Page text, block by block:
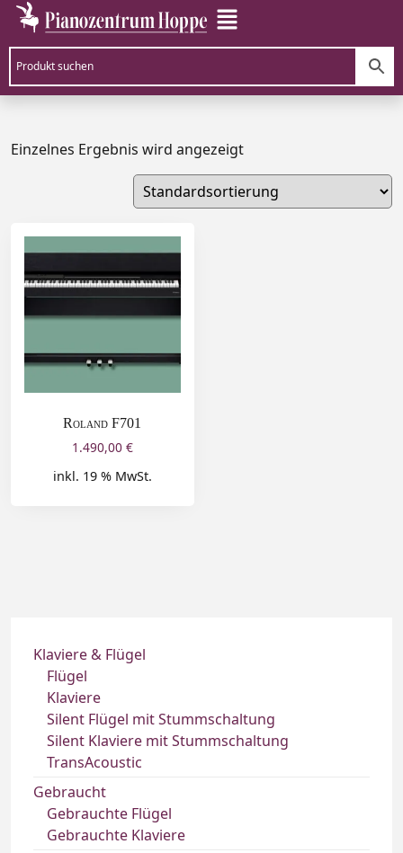
Einzelnes Ergebnis wird angezeigt
Roland F701
1.490,00 €
inkl. 19 % MwSt.
Klaviere & Flügel
Flügel
Klaviere
Silent Flügel mit Stummschaltung
Silent Klaviere mit Stummschaltung
TransAcoustic
Gebraucht
Gebrauchte Flügel
Gebrauchte Klaviere